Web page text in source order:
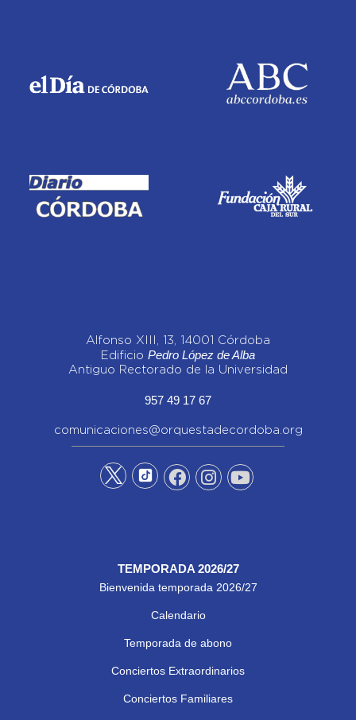
Alfonso XIII, 13, 14001 Córdoba
Edificio Pedro López de Alba
Antiguo Rectorado de la Universidad
957 49 17 67
comunicaciones@orquestadecordoba.org
TEMPORADA 2026/27
Bienvenida temporada 2026/27
Calendario
Temporada de abono
Conciertos Extraordinarios
Conciertos Familiares